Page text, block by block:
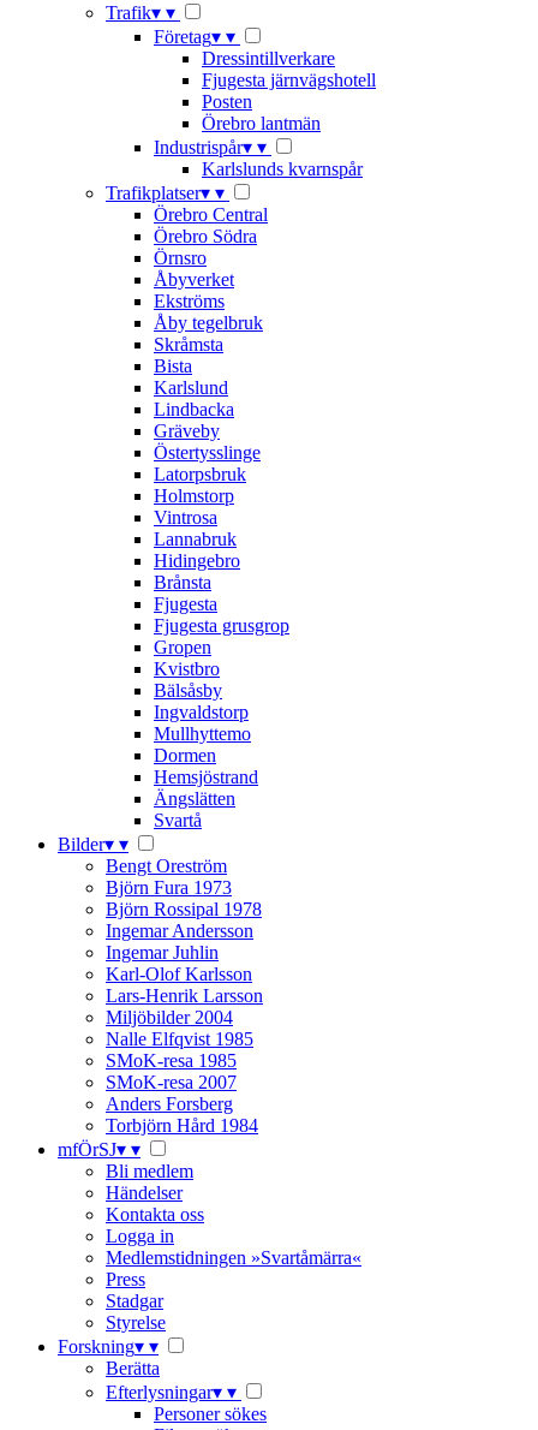
Trafik▾ ▾
Företag▾ ▾
Dressintillverkare
Fjugesta järnvägshotell
Posten
Örebro lantmän
Industrispår▾ ▾
Karlslunds kvarnspår
Trafikplatser▾ ▾
Örebro Central
Örebro Södra
Örnsro
Åbyverket
Ekströms
Åby tegelbruk
Skråmsta
Bista
Karlslund
Lindbacka
Gräveby
Östertysslinge
Latorpsbruk
Holmstorp
Vintrosa
Lannabruk
Hidingebro
Brånsta
Fjugesta
Fjugesta grusgrop
Gropen
Kvistbro
Bälsåsby
Ingvaldstorp
Mullhyttemo
Dormen
Hemsjöstrand
Ängslätten
Svartå
Bilder▾ ▾
Bengt Oreström
Björn Fura 1973
Björn Rossipal 1978
Ingemar Andersson
Ingemar Juhlin
Karl-Olof Karlsson
Lars-Henrik Larsson
Miljöbilder 2004
Nalle Elfqvist 1985
SMoK-resa 1985
SMoK-resa 2007
Anders Forsberg
Torbjörn Hård 1984
mfÖrSJ▾ ▾
Bli medlem
Händelser
Kontakta oss
Logga in
Medlemstidningen »Svartåmärra«
Press
Stadgar
Styrelse
Forskning▾ ▾
Berätta
Efterlysningar▾ ▾
Personer sökes